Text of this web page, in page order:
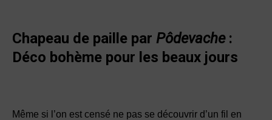
Chapeau de paille par Pôdevache:
Déco bohème pour les beaux jours
Même si l’on est censé ne pas se découvrir d’un fil en